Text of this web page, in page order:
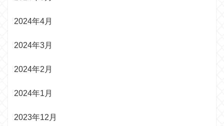
2024年4月
2024年3月
2024年2月
2024年1月
2023年12月